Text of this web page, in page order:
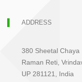
ADDRESS
380 Sheetal Chaya
Raman Reti,
UP 281121, India